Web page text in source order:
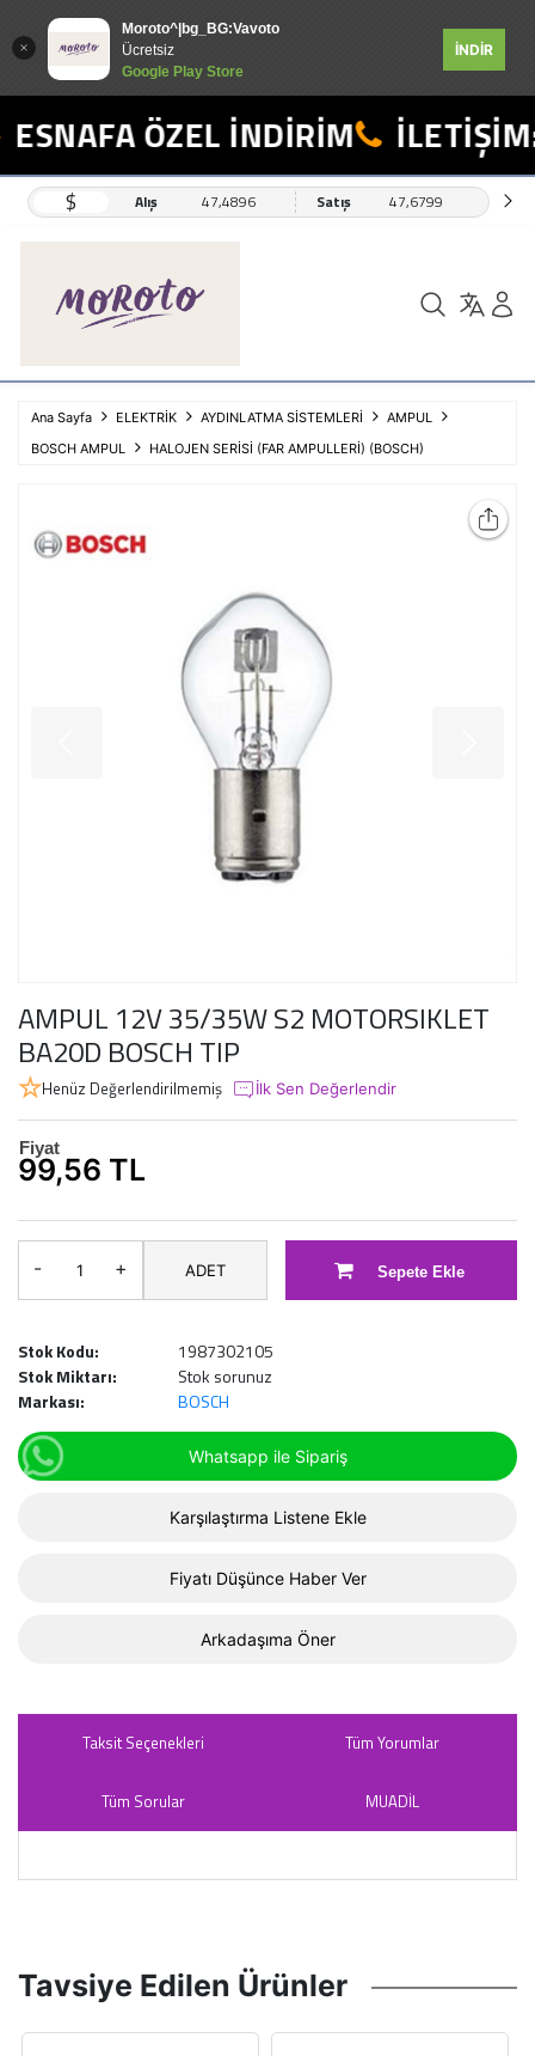
Moroto^|bg_BG:Vavoto
Ücretsiz
Google Play Store
İNDİR
ÖZEL İNDİRİM
$ Alış 47,4896 Satış 47,6799
Ana Sayfa ELEKTRİK AYDINLATMA SİSTEMLERİ
AMPUL
BOSCH AMPUL
HALOJEN SERİSİ (FAR AMPULLERİ) (BOSCH)
AMPUL 12V 35/35W S2 MOTORSIKLET
BA20D BOSCH TIP
Henüz Değerlendirilmemiş İlk Sen Değerlendir
Fiyat
99,56 TL
- + ADET Sepete Ekle
Stok Kodu:
1987302105
Stok Miktarı:
Stok sorunuz
Markası:
BOSCH
Whatsapp ile Sipariş
Karşılaştırma Listene Ekle
Fiyatı Düşünce Haber Ver
Arkadaşıma Öner
Taksit Seçenekleri Tüm Yorumlar
Tüm Sorular MUADİL
Tavsiye Edilen Ürünler